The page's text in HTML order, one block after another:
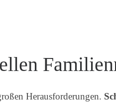
Herausforderungen.